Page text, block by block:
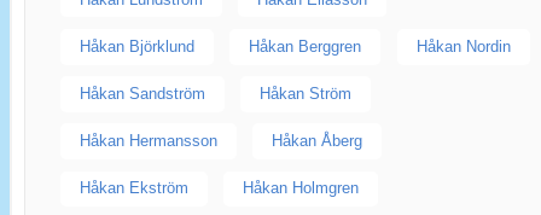
Håkan Björklund Håkan Berggren Håkan Nordin
Håkan Sandström Håkan Ström
Håkan Hermansson Håkan Åberg
Håkan Ekström Håkan Holmgren